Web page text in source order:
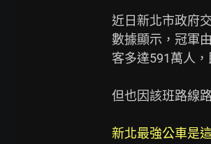
近日新北市政府
數據顯示，冠軍
客多達591萬人
但也因該班路線
新北最強公車是